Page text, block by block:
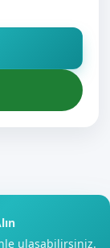
ulaşabilirsiniz.